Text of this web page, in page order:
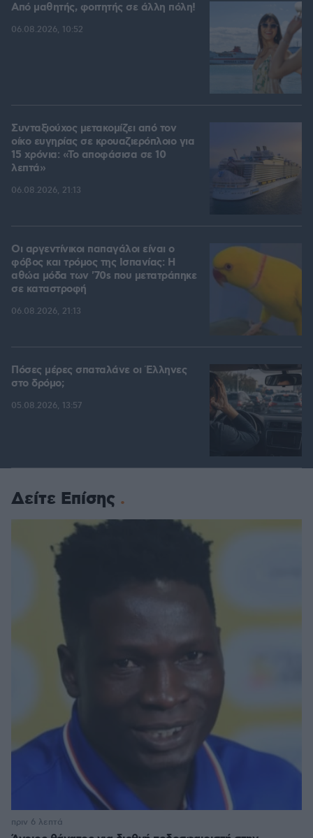
Από μαθητής, φοιτητής σε άλλη πόλη!
06.08.2026, 10:52
Συνταξιούχος μετακομίζει από τον
οίκο ευγηρίας σε κρουαζιερόπλοιο για
15 χρόνια: «Το αποφάσισα σε 10
λεπτά»
06.08.2026, 21:13
Οι αργεντίνικοι παπαγάλοι είναι ο
φόβος και τρόμος της Ισπανίας: Η
αθώα μόδα των '70s που μετατράπηκε
σε καταστροφή
06.08.2026, 21:13
Πόσες μέρες σπαταλάνε οι Έλληνες
στο δρόμο;
05.08.2026, 13:57
Δείτε Επίσης
πριν 6 λεπτά